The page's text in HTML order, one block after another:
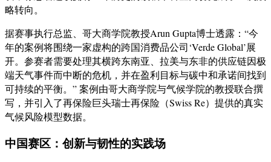
略转向。
据赛事执行总监、哥大商学院教授Arun Gupta博士透露：“今
年的案例将围绕一家虚构的跨国消费品公司‘Verde Global’展
开。参赛者需要处理其横跨东南亚、拉美与东非的供应链因极
端天气事件而中断的危机，并在盈利目标与碳中和承诺间找到
可持续的平衡。” 案例由哥大商学院与气候学院的教授联合撰
写，并引入了再保险巨头瑞士再保险（Swiss Re）提供的真实
气候风险模型数据。
中国赛区：创新与韧性的实践场